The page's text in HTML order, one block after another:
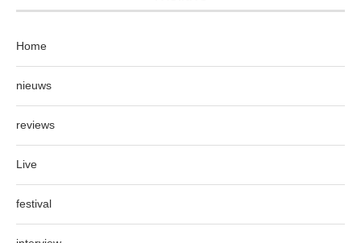
Home
nieuws
reviews
Live
festival